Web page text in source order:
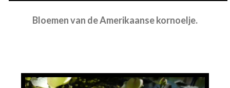
Bloemen van de Amerikaanse kornoelje.